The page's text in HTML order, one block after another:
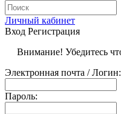
Личный кабинет
Вход Регистрация
Внимание! Убедитесь
Электронная почта / Логин:
Пароль: